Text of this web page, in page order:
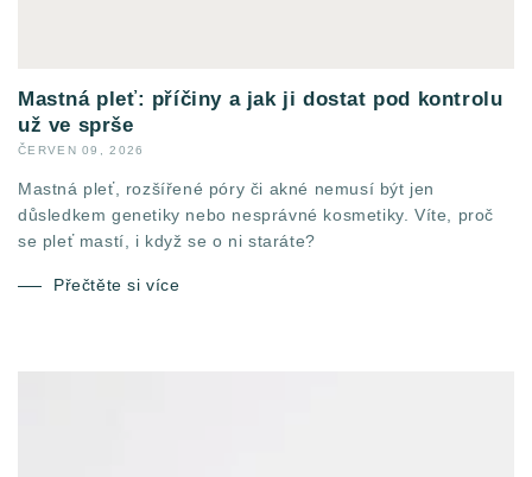
Mastná pleť: příčiny a jak ji dostat pod kontrolu
už ve sprše
ČERVEN 09, 2026
Mastná pleť, rozšířené póry či akné nemusí být jen
důsledkem genetiky nebo nesprávné kosmetiky. Víte, proč
se pleť mastí, i když se o ni staráte?
Přečtěte si více